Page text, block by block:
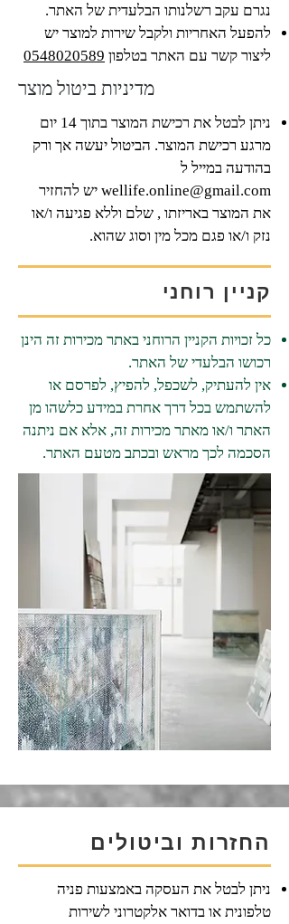
נגרם עקב רשלנותו הבלעדית של האתר.
להפעל האחריות ולקבל שירות למוצר יש
ליצור קשר עם האתר בטלפון 0548020589
מדיניות ביטול מוצר
ניתן לבטל את רכישת המוצר בתוך 14 יום
מרגע רכישת המוצר. הביטול יעשה אך ורק
בהודעה במייל ל
wellife.online@gmail.com יש להחזיר
את המוצר באריזתו , שלם וללא פגיעה ו/או
נזק ו/או פגם מכל מין וסוג שהוא.
קניין רוחני
כל זכויות הקניין הרוחני באתר מכירות זה הינן
רכושו הבלעדי של האתר.​
אין להעתיק, לשכפל, להפיץ, לפרסם או
להשתמש בכל דרך אחרת במידע כלשהו מן
האתר ו/או מאתר מכירות זה, אלא אם ניתנה
הסכמה לכך מראש ובכתב מטעם האתר.
החזרות וביטולים
ניתן לבטל את העסקה באמצעות פניה
טלפונית או בדואר אלקטרוני לשירות